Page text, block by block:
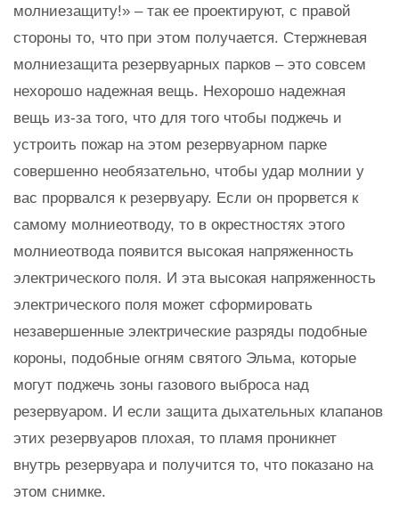
молниезащиту!» – так ее проектируют, с правой
стороны то, что при этом получается. Стержневая
молниезащита резервуарных парков – это совсем
нехорошо надежная вещь. Нехорошо надежная
вещь из-за того, что для того чтобы поджечь и
устроить пожар на этом резервуарном парке
совершенно необязательно, чтобы удар молнии у
вас прорвался к резервуару. Если он прорвется к
самому молниеотводу, то в окрестностях этого
молниеотвода появится высокая напряженность
электрического поля. И эта высокая напряженность
электрического поля может сформировать
незавершенные электрические разряды подобные
короны, подобные огням святого Эльма, которые
могут поджечь зоны газового выброса над
резервуаром. И если защита дыхательных клапанов
этих резервуаров плохая, то пламя проникнет
внутрь резервуара и получится то, что показано на
этом снимке.